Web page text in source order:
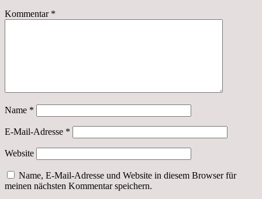
Kommentar *
Name *
E-Mail-Adresse *
Website
Name, E-Mail-Adresse und Website in diesem Browser für
meinen nächsten Kommentar speichern.